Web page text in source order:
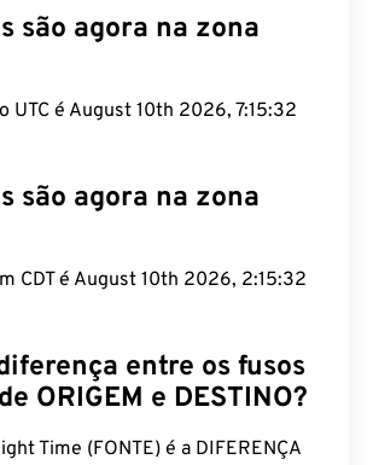
são agora na zona
UTC é August 10th 2026, 7:15:33
são agora na zona
CDT é August 10th 2026, 2:15:33
entre os fusos
ORIGEM e DESTINO?
Time (FONTE) é a DIFERENÇA